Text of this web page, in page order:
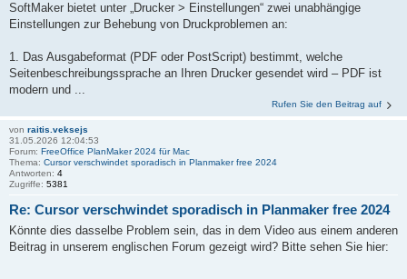
SoftMaker bietet unter „Drucker > Einstellungen“ zwei unabhängige
Einstellungen zur Behebung von Druckproblemen an:
1. Das Ausgabeformat (PDF oder PostScript) bestimmt, welche
Seitenbeschreibungssprache an Ihren Drucker gesendet wird – PDF ist
modern und ...
Rufen Sie den Beitrag auf
von raitis.veksejs
31.05.2026 12:04:53
Forum: FreeOffice PlanMaker 2024 für Mac
Thema: Cursor verschwindet sporadisch in Planmaker free 2024
Antworten: 4
Zugriffe: 5381
Re: Cursor verschwindet sporadisch in Planmaker free 2024
Könnte dies dasselbe Problem sein, das in dem Video aus einem anderen
Beitrag in unserem englischen Forum gezeigt wird? Bitte sehen Sie hier: